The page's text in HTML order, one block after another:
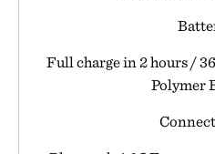
Full charge in 2 hours /
Polymer